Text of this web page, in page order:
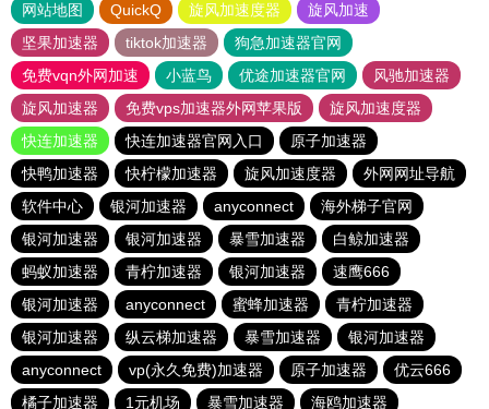
网站地图 QuickQ 旋风加速度器
旋风加速
坚果加速器
tiktok加速器
狗急加速器官网
免费vqn外网加速
小蓝鸟 优途加速器官网
风驰加速器
旋风加速器
免费vps加速器外网苹果版
旋风加速度器
快连加速器
快连加速器官网入口
原子加速器
快鸭加速器
快柠檬加速器 旋风加速度器
外网网址导航
软件中心
银河加速器 anyconnect
海外梯子官网
银河加速器
银河加速器 暴雪加速器
白鲸加速器
蚂蚁加速器
青柠加速器 银河加速器
速鹰666
银河加速器
anyconnect 蜜蜂加速器
青柠加速器
银河加速器
纵云梯加速器 暴雪加速器
银河加速器
anyconnect
vp(永久免费)加速器 原子加速器
优云666
橘子加速器
1元机场 暴雪加速器 海鸥加速器